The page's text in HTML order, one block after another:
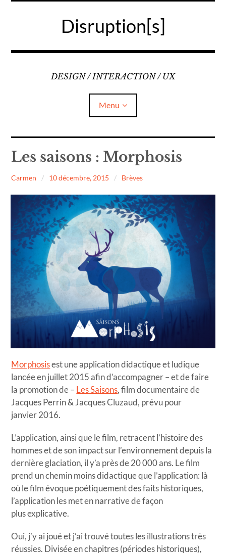
Disruption[s]
DESIGN / INTERACTION / UX
Menu
A propos
Mentions légales
Les saisons : Morphosis
Carmen 10 décembre, 2015 Brèves
Morphosisest une application didactique et ludique
lancée en juillet 2015 afin d’accompagner – et de faire
la promotion de – Les Saisons, film documentaire de
Jacques Perrin & Jacques Cluzaud, prévu pour
janvier 2016.
L’application, ainsi que le film, retracent l’histoire des
hommes et de son impact sur l’environnement depuis la
dernière glaciation, il y’a près de 20 000 ans. Le film
prend un chemin moins didactique que l’application: là
où le film évoque poétiquement des faits historiques,
l’application les met en narrative de façon
plus explicative.
Oui, j’y ai joué et j’ai trouvé toutes les illustrations très
réussies. Divisée en chapitres (périodes historiques),